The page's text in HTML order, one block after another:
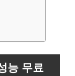
능 무료